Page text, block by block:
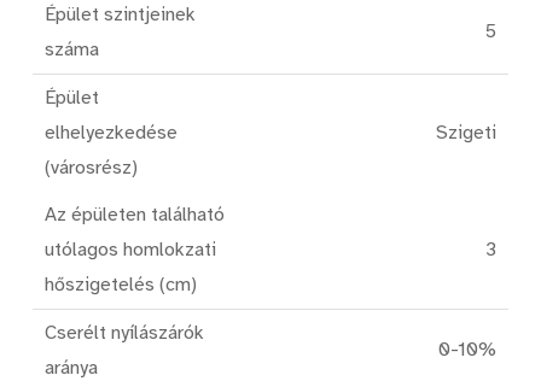
Épület szintjeinek
száma
5
Épület
elhelyezkedése
(városrész)
Szigeti
Az épületen található
utólagos homlokzati
hőszigetelés (cm)
3
Cserélt nyílászárók
aránya
0-10%